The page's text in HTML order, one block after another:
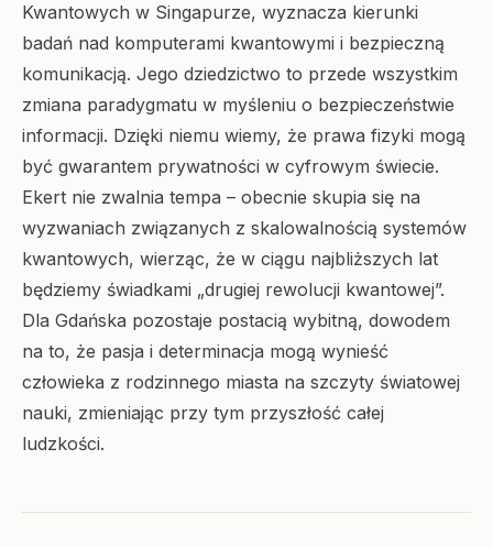
Kwantowych w Singapurze, wyznacza kierunki
badań nad komputerami kwantowymi i bezpieczną
komunikacją. Jego dziedzictwo to przede wszystkim
zmiana paradygmatu w myśleniu o bezpieczeństwie
informacji. Dzięki niemu wiemy, że prawa fizyki mogą
być gwarantem prywatności w cyfrowym świecie.
Ekert nie zwalnia tempa – obecnie skupia się na
wyzwaniach związanych z skalowalnością systemów
kwantowych, wierząc, że w ciągu najbliższych lat
będziemy świadkami „drugiej rewolucji kwantowej”.
Dla Gdańska pozostaje postacią wybitną, dowodem
na to, że pasja i determinacja mogą wynieść
człowieka z rodzinnego miasta na szczyty światowej
nauki, zmieniając przy tym przyszłość całej
ludzkości.